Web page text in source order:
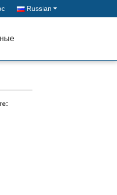
Russian